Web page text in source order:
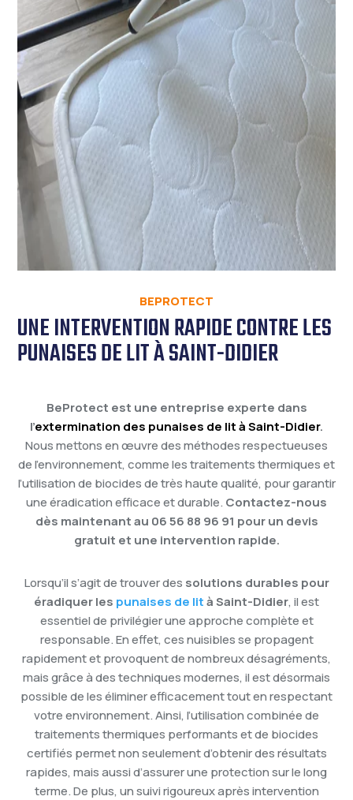
BEPROTECT
UNE INTERVENTION RAPIDE CONTRE LES
PUNAISES DE LIT À SAINT-DIDIER
BeProtect est une entreprise experte dans
l’extermination des punaises de lit à Saint-Didier.
Nous mettons en œuvre des méthodes respectueuses
de l’environnement, comme les traitements thermiques et
l’utilisation de biocides de très haute qualité, pour garantir
une éradication efficace et durable. Contactez-nous
dès maintenant au 06 56 88 96 91 pour un devis
gratuit et une intervention rapide.
Lorsqu’il s’agit de trouver des solutions durables pour
éradiquer les punaises de lità Saint-Didier, il est
essentiel de privilégier une approche complète et
responsable. En effet, ces nuisibles se propagent
rapidement et provoquent de nombreux désagréments,
mais grâce à des techniques modernes, il est désormais
possible de les éliminer efficacement tout en respectant
votre environnement. Ainsi, l’utilisation combinée de
traitements thermiques performants et de biocides
certifiés permet non seulement d’obtenir des résultats
rapides, mais aussi d’assurer une protection sur le long
terme. De plus, un suivi rigoureux après intervention